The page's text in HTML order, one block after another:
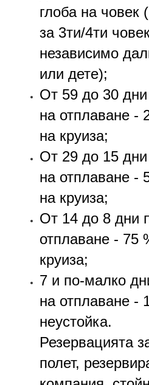
глоба на човек
за 3ти/4ти
независимо
или дете);
От 59 до 30 дни
на отплаване -
на круиза;
От 29 до 15 дни
на отплаване -
на круиза;
От 14 до 8 дни
отплаване - 75
круиза;
7 и по-малко
на отплаване -
неустойка.
Резервацията
полет,